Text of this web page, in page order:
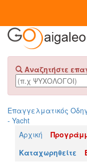
Αναζητήστε
Επαγγελματικός
- Yacht
Αρχική
Καταχωρηθείτε